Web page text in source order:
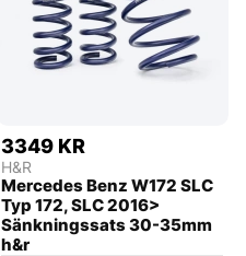
3349 KR
H&R
Mercedes Benz W172 SLC
Typ 172, SLC 2016>
Sänkningssats 30-35mm
h&r